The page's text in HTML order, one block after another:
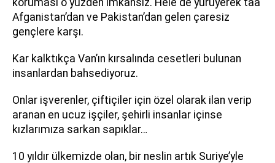
Afganistan’dan ve Pakistan’dan gelen çaresiz
gençlere karşı.
Kar kalktıkça Van’ın kırsalında cesetleri bulunan
insanlardan bahsediyoruz.
Onlar işverenler, çiftiçiler için özel olarak ilan verip
aranan en ucuz işçiler, şehirli insanlar içinse
kızlarımıza sarkan sapıklar…
10 yıldır ülkemizde olan, bir neslin artık Suriye’yle